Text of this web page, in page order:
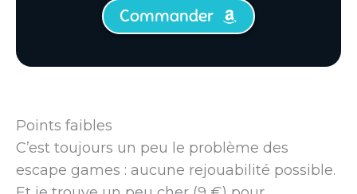
Commander
Points faibles
C’est toujours un peu le problème des
escape games : aucune rejouabilité possible.